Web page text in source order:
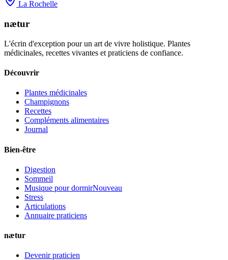
La Rochelle
nætur
L'écrin d'exception pour un art de vivre holistique. Plantes
médicinales, recettes vivantes et praticiens de confiance.
Découvrir
Plantes médicinales
Champignons
Recettes
Compléments alimentaires
Journal
Bien-être
Digestion
Sommeil
Musique pour dormirNouveau
Stress
Articulations
Annuaire praticiens
nætur
Devenir praticien